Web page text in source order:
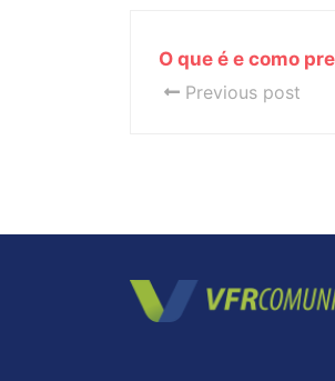
O que é e como
Previous post